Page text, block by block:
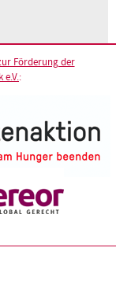
Förderung der
e.V.: